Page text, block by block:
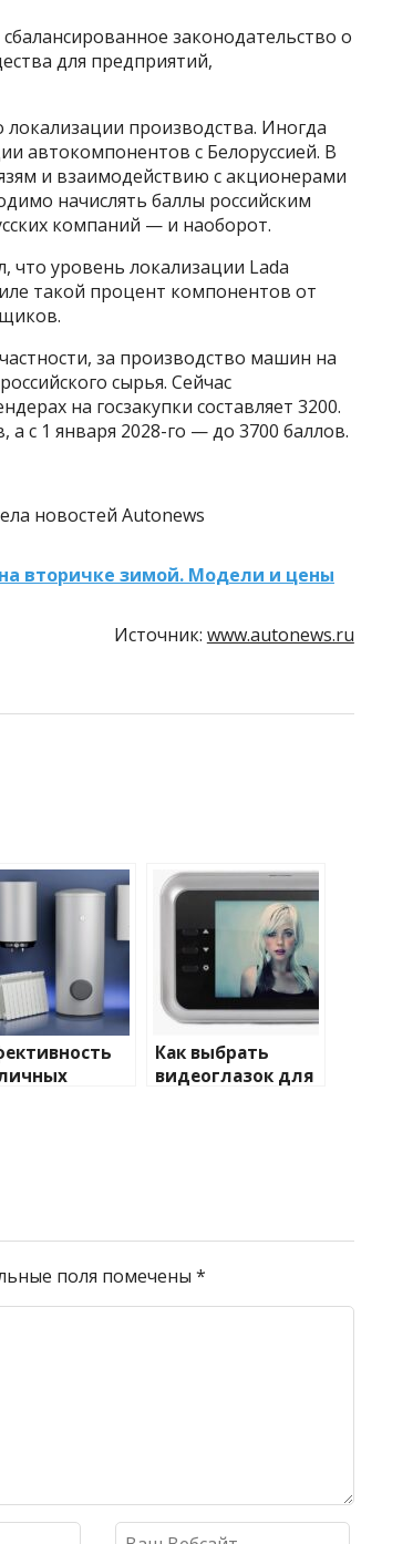
законодательство о
для предприятий,
производства. Иногда
автокомпонентов с Белоруссией. В
и взаимодействию с акционерами
начислять баллы российским
компаний — и наоборот.
что уровень локализации Lada
такой процент компонентов от
за производство машин на
сырья. Сейчас
на госзакупки составляет 3200.
а с 1 января 2028-го — до 3700 баллов.
новостей Autonews
вторичке зимой. Модели и цены
Источник: www.autonews.ru
Как выбрать
видеоглазок для
поля помечены *